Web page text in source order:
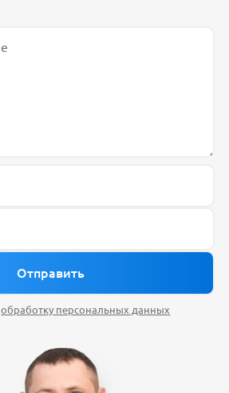
обработку персональных данных